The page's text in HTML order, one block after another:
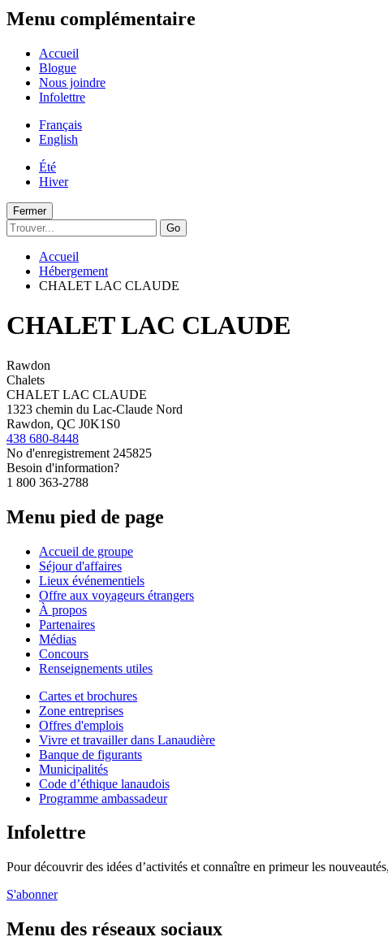
Menu complémentaire
Accueil
Blogue
Nous joindre
Infolettre
Français
English
Été
Hiver
Fermer
Go
Accueil
Hébergement
CHALET LAC CLAUDE
CHALET LAC CLAUDE
Rawdon
Chalets
CHALET LAC CLAUDE
1323 chemin du Lac-Claude Nord
Rawdon, QC J0K1S0
438 680-8448
No d'enregistrement 245825
Besoin d'information?
1 800 363-2788
Menu pied de page
Accueil de groupe
Séjour d'affaires
Lieux événementiels
Offre aux voyageurs étrangers
À propos
Partenaires
Médias
Concours
Renseignements utiles
Cartes et brochures
Zone entreprises
Offres d'emplois
Vivre et travailler dans Lanaudière
Banque de figurants
Municipalités
Code d’éthique lanaudois
Programme ambassadeur
Infolettre
Pour découvrir des idées d’activités et connaître en primeur les
S'abonner
Menu des réseaux sociaux